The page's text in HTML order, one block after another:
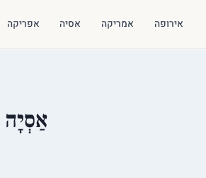
אירופה אמריקה אסיה אפריקה
אַסְיָה